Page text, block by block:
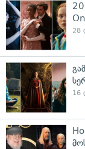
28
16